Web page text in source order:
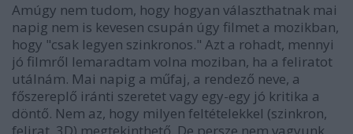
Amúgy nem tudom, hogy hogyan választhatnak mai
napig nem is kevesen csupán úgy filmet a mozikban,
hogy "csak legyen szinkronos." Azt a rohadt, mennyi
jó filmről lemaradtam volna moziban, ha a feliratot
utálnám. Mai napig a műfaj, a rendező neve, a
főszereplő iránti szeretet vagy egy-egy jó kritika a
döntő. Nem az, hogy milyen feltételekkel (szinkron,